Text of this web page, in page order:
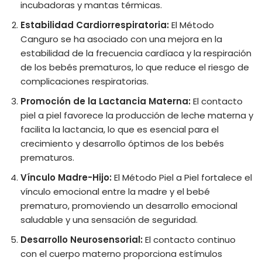
incubadoras y mantas térmicas.
Estabilidad Cardiorrespiratoria: El Método
Canguro se ha asociado con una mejora en la
estabilidad de la frecuencia cardíaca y la respiración
de los bebés prematuros, lo que reduce el riesgo de
complicaciones respiratorias.
Promoción de la Lactancia Materna: El contacto
piel a piel favorece la producción de leche materna y
facilita la lactancia, lo que es esencial para el
crecimiento y desarrollo óptimos de los bebés
prematuros.
Vínculo Madre-Hijo: El Método Piel a Piel fortalece el
vínculo emocional entre la madre y el bebé
prematuro, promoviendo un desarrollo emocional
saludable y una sensación de seguridad.
Desarrollo Neurosensorial: El contacto continuo
con el cuerpo materno proporciona estímulos